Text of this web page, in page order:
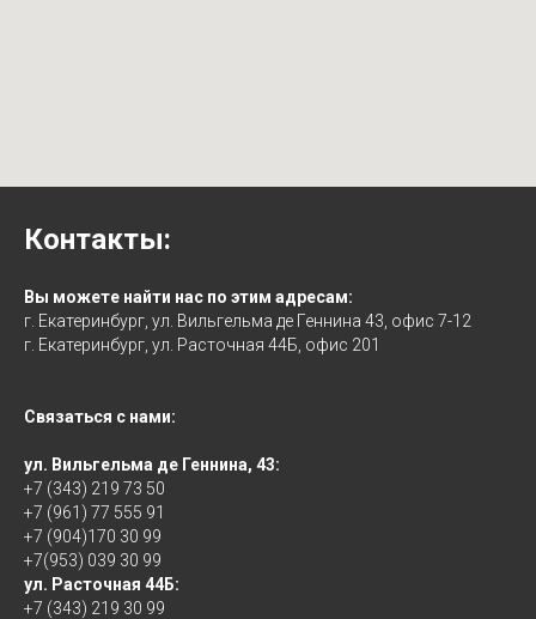
Контакты:
Вы можете найти нас по этим адресам:
г. Екатеринбург, ул. Вильгельма де Геннина 43, офис 7-12
г. Екатеринбург, ул. Расточная 44Б, офис 201
Связаться с нами:
ул. Вильгельма де Геннина, 43:
+7 (343) 219 73 50
+7 (961) 77 555 91
+7 (904)170 30 99
+7(953) 039 30 99
ул. Расточная 44Б:
+7 (343) 219 30 99